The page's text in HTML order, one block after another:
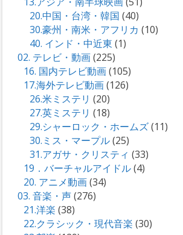
20.中国・台湾・韓国 (40)
30.豪州・南米・アフリカ (10)
40. インド・中近東 (1)
02. テレビ・動画(225)
16. 国内テレビ動画(105)
17.海外テレビ動画(126)
26.米ミステリ (20)
27.英ミステリ (18)
29.シャーロック・ホームズ(11)
30.ミス・マープル(25)
31.アガサ・クリスティ (33)
19．バーチャルアイドル(4)
20. アニメ動画(34)
03. 音楽・声(276)
21.洋楽 (38)
22.クラシック・現代音楽 (30)